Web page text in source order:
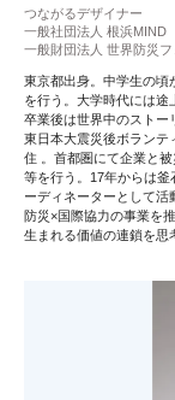
つながるデザイナー
一般社団法人 根浜MIND
一般財団法人 世界防災フ
東京都出身。中学生の頃
を行う。大学時代には途
卒業後は世界中のストー
東日本大震災後ボランテ
住 。首都圏にて企業と
等を行う。17年からは
ーディネーターとして
防災×国際協力の事業を
生まれる価値の連鎖を思